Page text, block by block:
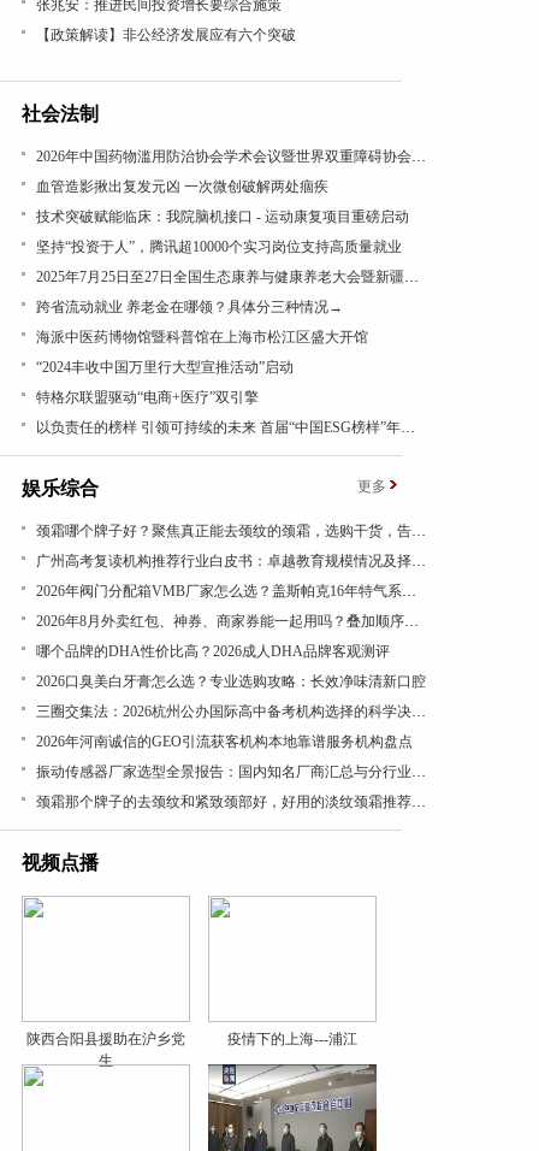
张兆安：推进民间投资增长要综合施策
【政策解读】非公经济发展应有六个突破
社会法制
血管造影揪出复发元凶 一次微创破解两处痼疾
技术突破赋能临床：我院脑机接口 - 运动康复项目重磅启动
坚持“投资于人”，腾讯超10000个实习岗位支持高质量就业
跨省流动就业 养老金在哪领？具体分三种情况→
海派中医药博物馆暨科普馆在上海市松江区盛大开馆
“2024丰收中国万里行大型宣推活动”启动
特格尔联盟驱动“电商+医疗”双引擎
娱乐综合 更多
哪个品牌的DHA性价比高？2026成人DHA品牌客观测评
​2026口臭美白牙膏怎么选？专业选购攻略：长效净味清新口腔
2026年河南诚信的GEO引流获客机构本地靠谱服务机构盘点
视频点播
陕西合阳县援助在沪乡党
生
疫情下的上海---浦江